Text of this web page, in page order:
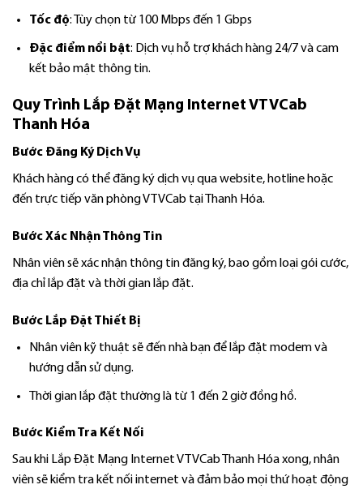
Tốc độ: Tùy chọn từ 100 Mbps đến 1 Gbps
Đặc điểm nổi bật: Dịch vụ hỗ trợ khách hàng 24/7 và cam
kết bảo mật thông tin.
Quy Trình Lắp Đặt Mạng Internet VTVCab
Thanh Hóa
Bước Đăng Ký Dịch Vụ
Khách hàng có thể đăng ký dịch vụ qua website, hotline hoặc
đến trực tiếp văn phòng VTVCab tại Thanh Hóa.
Bước Xác Nhận Thông Tin
Nhân viên sẽ xác nhận thông tin đăng ký, bao gồm loại gói cước,
địa chỉ lắp đặt và thời gian lắp đặt.
Bước Lắp Đặt Thiết Bị
Nhân viên kỹ thuật sẽ đến nhà bạn để lắp đặt modem và
hướng dẫn sử dụng.
Thời gian lắp đặt thường là từ 1 đến 2 giờ đồng hồ.
Bước Kiểm Tra Kết Nối
Sau khi Lắp Đặt Mạng Internet VTVCab Thanh Hóa xong, nhân
viên sẽ kiểm tra kết nối internet và đảm bảo mọi thứ hoạt động